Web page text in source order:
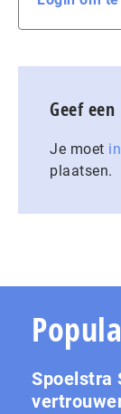
Geef
Je moet
plaatsen.
Spoelstra